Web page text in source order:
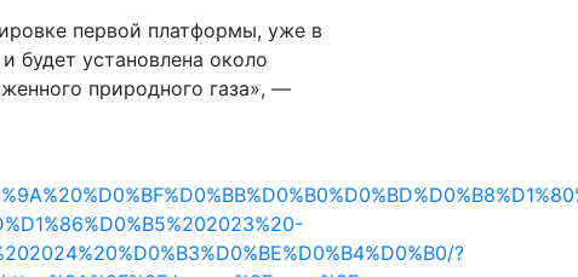
первой платформы, уже в
будет установлена около
природного газа», —
?